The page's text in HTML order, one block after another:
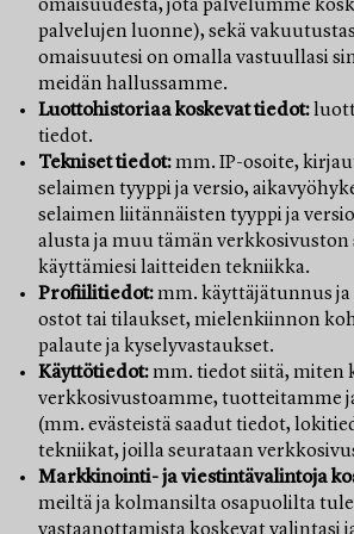
omaisuudesta, jota palvelumme
palvelujen luonne), sekä
omaisuutesi on omalla vastuullasi
meidän hallussamme.
Luottohistoriaa koskevat tiedot:
tiedot.
Tekniset tiedot:mm. IP-osoite,
selaimen tyyppi ja versio,
selaimen liitännäisten tyyppi ja
alusta ja muu tämän verkkosivuston
käyttämiesi laitteiden tekniikka.
Profiilitiedot:mm. käyttäjätunnus ja
ostot tai tilaukset, mielenkiinnon
palaute ja kyselyvastaukset.
Käyttötiedot:mm. tiedot siitä, miten
verkkosivustoamme, tuotteitamme
(mm. evästeistä saadut tiedot,
tekniikat, joilla seurataan
Markkinointi- ja viestintävalintoja
meiltä ja kolmansilta osapuolilta